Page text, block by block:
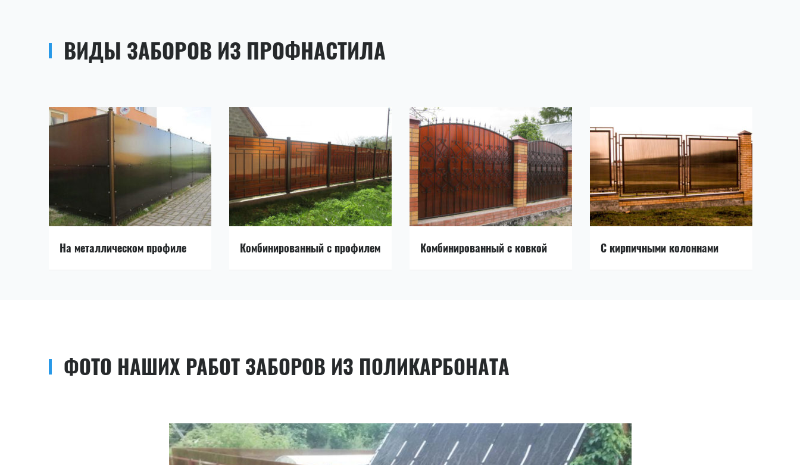
ВИДЫ ЗАБОРОВ ИЗ ПРОФНАСТИЛА
На металлическом профиле Комбинированный с профилем Комбинированный с ковкой С кирпичными колоннами
ФОТО НАШИХ РАБОТ ЗАБОРОВ ИЗ ПОЛИКАРБОНАТА